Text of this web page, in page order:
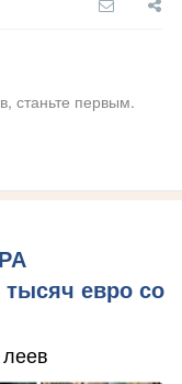
станьте первым.
тысяч евро со